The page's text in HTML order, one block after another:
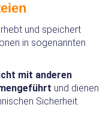
und speichert
in sogenannten
mit anderen
und dienen
Sicherheit.